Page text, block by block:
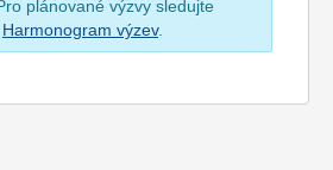
plánované výzvy sledujte
Harmonogram výzev.